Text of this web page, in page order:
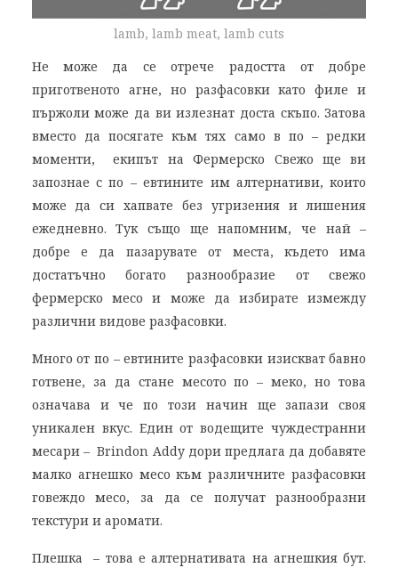
lamb, lamb meat, lamb cuts
Не може да се отрече радостта от добре
приготвеното агне, но разфасовки като филе и
пържоли може да ви излезнат доста скъпо. Затова
вместо да посягате към тях само в по – редки
моменти, екипът на Фермерско Свежо ще ви
запознае с по – евтините им алтернативи, които
може да си хапвате без угризения и лишения
ежедневно. Тук също ще напомним, че най –
добре е да пазарувате от места, където има
достатъчно богато разнообразие от свежо
фермерско месо и може да избирате измежду
различни видове разфасовки.
Много от по – евтините разфасовки изискват бавно
готвене, за да стане месото по – меко, но това
означава и че по този начин ще запази своя
уникален вкус. Един от водещите чуждестранни
месари – Brindon Addy дори предлага да добавяте
малко агнешко месо към различните разфасовки
говеждо месо, за да се получат разнообразни
текстури и аромати.
Плешка – това е алтернативата на агнешкия бут.